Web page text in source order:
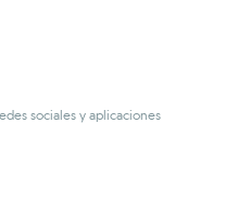
sociales y aplicaciones